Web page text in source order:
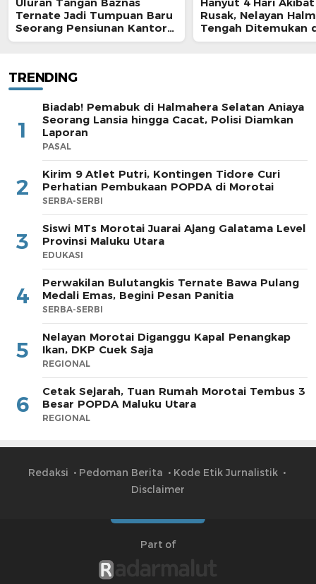
Ternate Jadi Tumpuan Baru
Seorang Pensiunan Kantor
Pos
Rusak, Nelayan
Tengah Ditemukan
Morotai
TRENDING
1
Biadab! Pemabuk di Halmahera Selatan Aniaya
Seorang Lansia hingga Cacat, Polisi Diamkan
Laporan
PASAL
2
Kirim 9 Atlet Putri, Kontingen Tidore Curi
Perhatian Pembukaan POPDA di Morotai
SERBA-SERBI
3
Siswi MTs Morotai Juarai Ajang Galatama Level
Provinsi Maluku Utara
EDUKASI
4
Perwakilan Bulutangkis Ternate Bawa Pulang
Medali Emas, Begini Pesan Panitia
SERBA-SERBI
5
Nelayan Morotai Diganggu Kapal Penangkap
Ikan, DKP Cuek Saja
REGIONAL
6
Cetak Sejarah, Tuan Rumah Morotai Tembus 3
Besar POPDA Maluku Utara
REGIONAL
Redaksi Pedoman Berita
Kode Etik Jurnalistik
Disclaimer
Part of